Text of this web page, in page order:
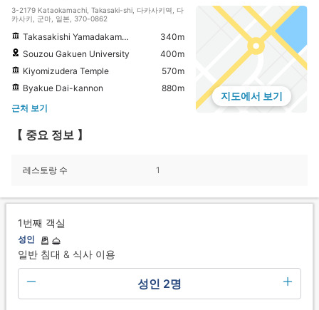
3-2179 Kataokamachi, Takasaki-shi, 다카사키역, 다
카사키, 군마, 일본, 370-0862
Takasakishi Yamadakamachi Museum
340m
Souzou Gakuen University
400m
Kiyomizudera Temple
570m
Byakue Dai-kannon
880m
근처 보기
지도에서 보기
【 중요 정보 】
레스토랑 수 1
1번째 객실
성인
일반 침대 & 식사 이용
성인 2명